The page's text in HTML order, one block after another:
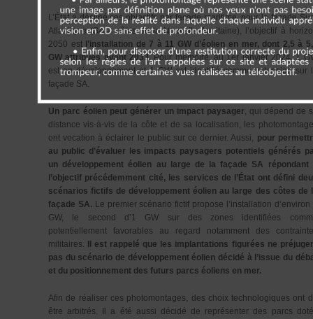
L’État a décliné ces objectifs par façade maritime, pour la façade
Atlantique (SA – côtes de la Nouvelle-Aquitaine), l’objectif à
2050 est l’installation de 7 à 11 GW d’éolien en mer, dont 2,5 à
GW attribués avant 2033. Pour mémoire, au 1er janvier 2024, 1
est en développement et 1 GW est identifié comme extension sur
façade SA.
Un parc éolien peut générer un impact paysager, qui dépend de
distance vis-à-vis de la côte et de sa localisation, les
ont vocation à éclairer le public sur ce dernier. Aussi, pour
au public d’évaluer les impacts paysagers potentiels générés
un développement éolien au large de la façade SA répondant
l’objectif précédemment cité, les services de l’État ont défini
scénarios fictifs de développement éolien au large des côtes de
façade SA. Le premier scénario fictif propose l’installation d’environ
GW, le second d’1 GW sur des zones identifiées
potentiellement favorables au regard notamment des
militaires. Il est rappelé que les implantations figurées ne
pas du scénario de développement éolien décidé à l’issue du
et du positionnement des futurs parcs éoliens en mer.
Afin de réaliser ces photomontages, des choix technologiques ont
être arbitrés. Il a été aussi décidé de représenter des parcs